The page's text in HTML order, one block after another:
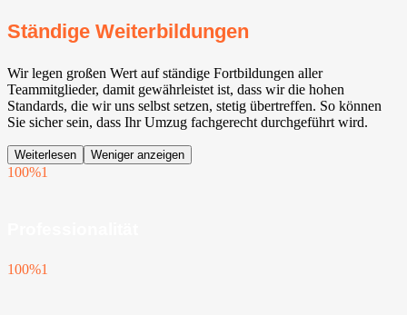
Ständige Weiterbildungen
Wir legen großen Wert auf ständige Fortbildungen aller
Teammitglieder, damit gewährleistet ist, dass wir die hohen
Standards, die wir uns selbst setzen, stetig übertreffen. So können
Sie sicher sein, dass Ihr Umzug fachgerecht durchgeführt wird.
Weiterlesen Weniger anzeigen
100%1
100%1